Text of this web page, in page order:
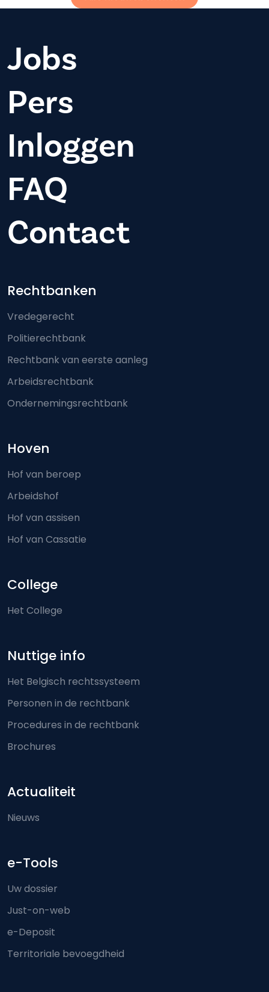
Jobs
Pers
Inloggen
FAQ
Contact
Footer-menu
Rechtbanken
Vredegerecht
Politierechtbank
Rechtbank van eerste aanleg
Arbeidsrechtbank
Ondernemingsrechtbank
Hoven
Hof van beroep
Arbeidshof
Hof van assisen
Hof van Cassatie
College
Het College
Nuttige info
Het Belgisch rechtssysteem
Personen in de rechtbank
Procedures in de rechtbank
Brochures
Actualiteit
Nieuws
e-Tools
Uw dossier
Just-on-web
e-Deposit
Territoriale bevoegdheid